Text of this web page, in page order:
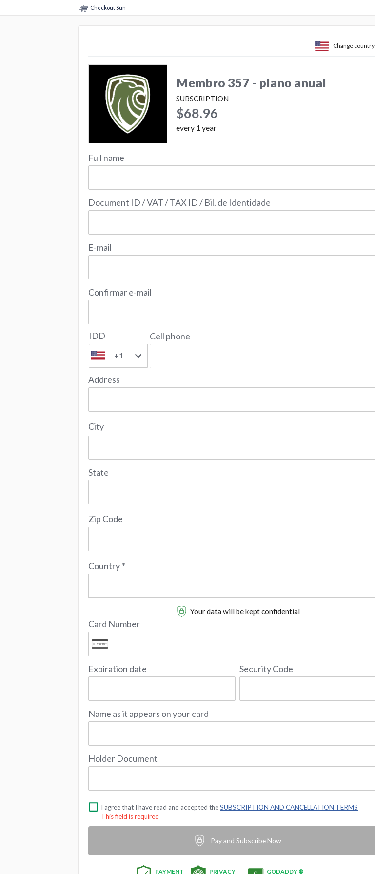
Checkout Sun
Change country
Membro 357 - plano anual
SUBSCRIPTION
$68.96
every 1 year
Full name
Document ID / VAT / TAX ID / Bil. de Identidade
E-mail
Confirmar e-mail
IDD
+1
Cell phone
Address
City
State
Zip Code
Country *
Your data will be kept confidential
Card Number
Expiration date Security Code
Name as it appears on your card
Holder Document
I agree that I have read and accepted theSUBSCRIPTION AND CANCELLATION TERMS
This field is required
Pay and Subscribe Now
PAYMENT PRIVACY GODADDY ®